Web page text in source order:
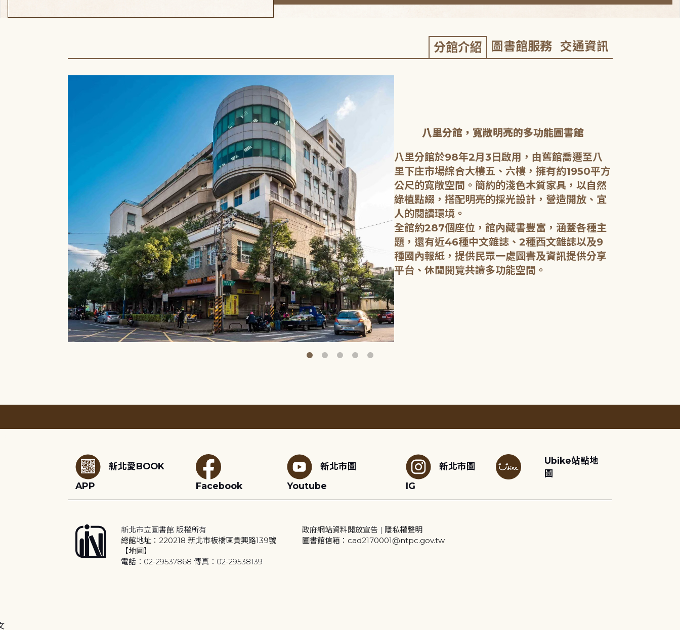
分館介紹 圖書館服務 交通資訊
八里分館，寬敞明亮的多功能圖書館
八里分館於98年2月3日啟用，由舊館喬遷至八
里下庄市場綜合大樓五、六樓，擁有約1950平方
公尺的寬敞空間。簡約的淺色木質家具，以自然
綠植點綴，搭配明亮的採光設計，營造開放、宜
人的閱讀環境。
全館約287個座位，館內藏書豐富，涵蓋各種主
題，還有近46種中文雜誌、2種西文雜誌以及9
種國內報紙，提供民眾一處圖書及資訊提供分享
新北愛BOOK
APP
Facebook
新北市圖
Youtube
新北市圖
IG
Ubike站點地
圖
新北市立圖書館 版權所有
總館地址：220218 新北市板橋區貴興路139號
【地圖】
電話：02-29537868 傳真：02-29538139
政府網站資料開放宣告 | 隱私權聲明
圖書館信箱：cad2170001@ntpc.gov.tw